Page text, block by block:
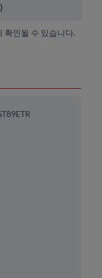
)
확인될 수 있습니다.